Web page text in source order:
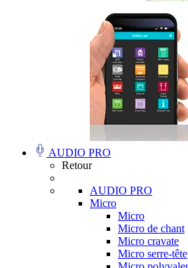
AUDIO PRO
Retour
AUDIO PRO
Micro
Micro
Micro de chant
Micro cravate
Micro serre-tête